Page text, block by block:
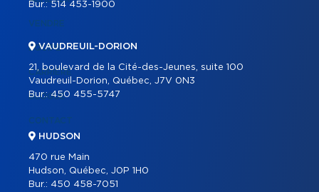
VENDRE
ÉQUIPE
CARRIÈRE
BLOGUE
CONTACT
Bur.:514 453-1900
VAUDREUIL-DORION
21, boulevard de la Cité-des-Jeunes, suite 100
Vaudreuil-Dorion, Québec, J7V 0N3
Bur.:450 455-5747
HUDSON
470 rue Main
Hudson, Québec, J0P 1H0
Bur.: 450 458-7051